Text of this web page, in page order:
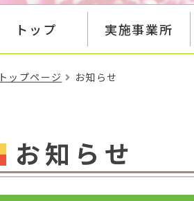
トップ 実施事業所
トップページ お知らせ
お知らせ